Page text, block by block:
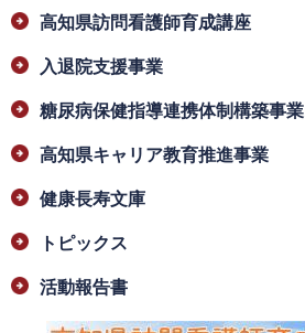
高知県訪問看護師育成講座
入退院支援事業
糖尿病保健指導連携体制構築事業
高知県キャリア教育推進事業
健康長寿文庫
トピックス
活動報告書